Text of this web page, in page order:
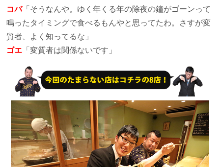
コバ「そうなんや。ゆく年くる年の除夜の鐘がゴーンって
鳴ったタイミングで食べるもんやと思ってたわ。さすが変
質者、よく知ってるな」
ゴエ 「変質者は関係ないです」